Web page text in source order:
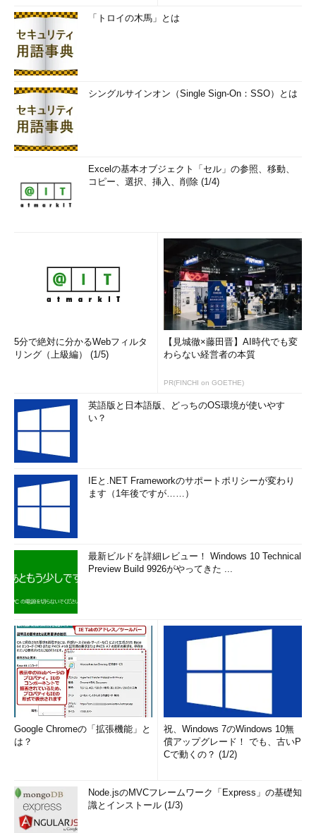
「トロイの木馬」とは
シングルサインオン（Single Sign-On：SSO）とは
Excelの基本オブジェクト「セル」の参照、移動、
コピー、選択、挿入、削除 (1/4)
5分で絶対に分かるWebフィルタ
リング（上級編） (1/5)
【見城徹×藤田晋】AI時代でも変
わらない経営者の本質
PR(FINCHI on GOETHE)
英語版と日本語版、どっちのOS環境が使いやす
い？
IEと.NET Frameworkのサポートポリシーが変わり
ます（1年後ですが……）
最新ビルドを詳細レビュー！ Windows 10 Technical
Preview Build 9926がやってきた ...
Google Chromeの「拡張機能」と
は？
祝、Windows 7のWindows 10無
償アップグレード！ でも、古いP
Cで動くの？ (1/2)
Node.jsのMVCフレームワーク「Express」の基礎知
識とインストール (1/3)